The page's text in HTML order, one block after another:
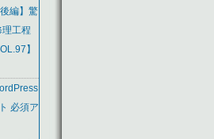
編】驚
工程
】
必須ア